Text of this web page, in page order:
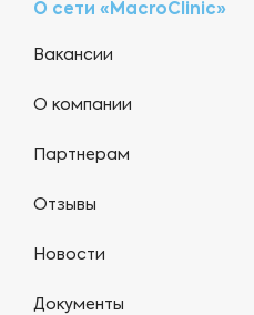
О сети «MacroClinic»
Вакансии
О компании
Партнерам
Отзывы
Новости
Документы